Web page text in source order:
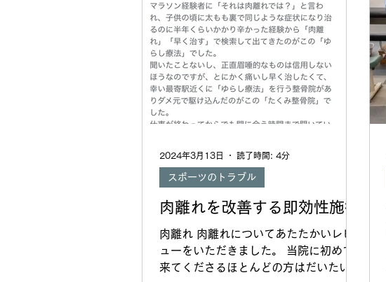
シンスプリントなどの重症者の改善に繋
げられたらなと思い活動していきます。
学校単位でご興味のある先生はぜひお知
らせください 個人的に習いたい方は四
十分8000円で予約をお申し込みいただ
ければしっかりとサポートいたします。
#茨木市 #早く治す #吹田市 #高槻市 #
摂津市 #痛みをとる #オスグット #オス
アキレス腱炎
肉離れを改善する即効性施術
肉離れ 肉離れについてあたたかいレビ
ューをいただきました。 当院に初めて
来てくださるほとんどの方はだいたい、
スポーツのトラブル
2024年3月13日 読了時間: 4分